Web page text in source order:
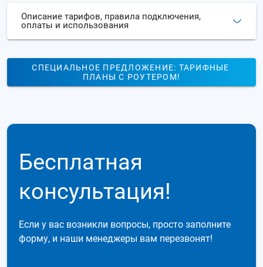
Описание тарифов, правила подключения,
оплаты и использования
СПЕЦИАЛЬНОЕ ПРЕДЛОЖЕНИЕ: ТАРИФНЫЕ
ПЛАНЫ С РОУТЕРОМ!
Бесплатная
консультация!
Если у вас возникли вопросы, просто заполните
форму, и наши менеджеры вам перезвонят!